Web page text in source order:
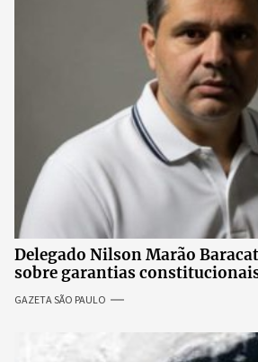
Delegado Nilson Marão
sobre garantias
penal brasileiro
GAZETA SÃO PAULO